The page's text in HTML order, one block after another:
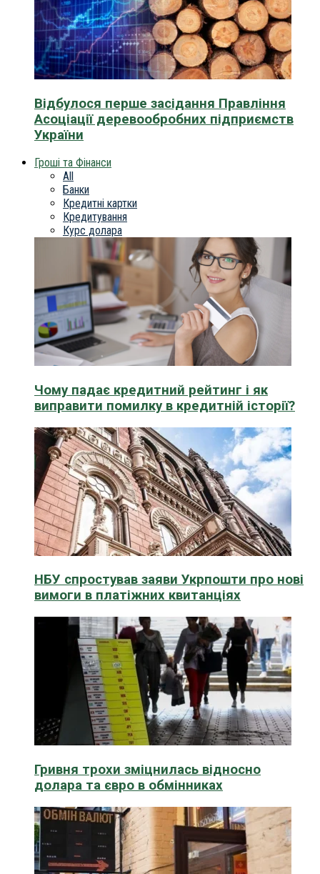
Відбулося перше засідання Правління
Асоціації деревообробних підприємств
України
Гроші та Фінанси
All
Банки
Кредитні картки
Кредитування
Курс долара
Чому падає кредитний рейтинг і як
виправити помилку в кредитній історії?
НБУ спростував заяви Укрпошти про нові
вимоги в платіжних квитанціях
Гривня трохи зміцнилась відносно
долара та євро в обмінниках